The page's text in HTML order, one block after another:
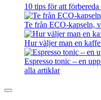
10 tips för att
Te från ECO-kapseln,
Hur väljer man en
Espresso tonic – en
alla artiklar